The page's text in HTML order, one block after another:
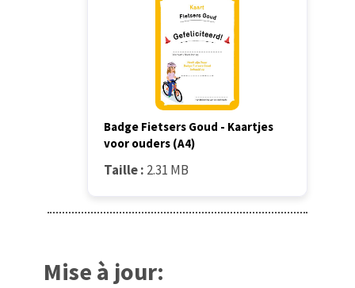
Badge Fietsers Goud - Kaartjes
voor ouders (A4)
Taille : 2.31 MB
Mise à jour: